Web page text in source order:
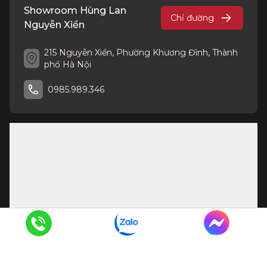
Showroom Hùng Lan
Nguyễn Xiển
Chỉ đường
215 Nguyễn Xiển, Phường Khương Đình, Thành
phố Hà Nội
0985.989.346